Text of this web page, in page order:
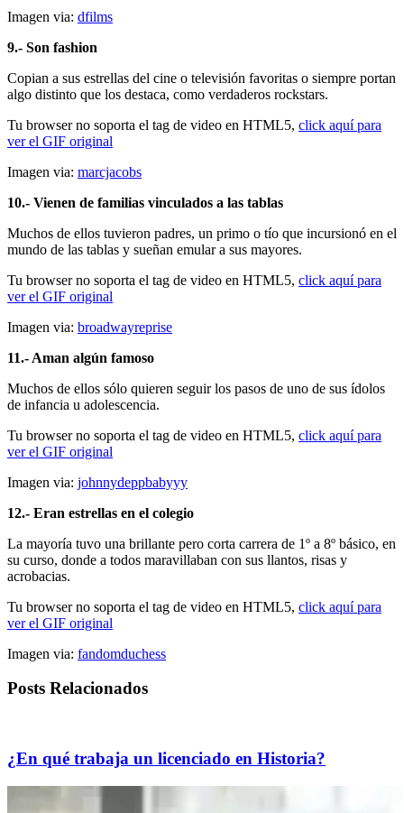
Imagen via: dfilms
9.- Son fashion
Copian a sus estrellas del cine o televisión favoritas o siempre portan
algo distinto que los destaca, como verdaderos rockstars.
Tu browser no soporta el tag de video en HTML5, click aquí para
ver el GIF original
Imagen via: marcjacobs
10.- Vienen de familias vinculados a las tablas
Muchos de ellos tuvieron padres, un primo o tío que incursionó en el
mundo de las tablas y sueñan emular a sus mayores.
Tu browser no soporta el tag de video en HTML5, click aquí para
ver el GIF original
Imagen via: broadwayreprise
11.- Aman algún famoso
Muchos de ellos sólo quieren seguir los pasos de uno de sus ídolos
de infancia u adolescencia.
Tu browser no soporta el tag de video en HTML5, click aquí para
ver el GIF original
Imagen via: johnnydeppbabyyy
12.- Eran estrellas en el colegio
La mayoría tuvo una brillante pero corta carrera de 1º a 8º básico, en
su curso, donde a todos maravillaban con sus llantos, risas y
acrobacias.
Tu browser no soporta el tag de video en HTML5, click aquí para
ver el GIF original
Imagen via: fandomduchess
Posts Relacionados
¿En qué trabaja un licenciado en Historia?